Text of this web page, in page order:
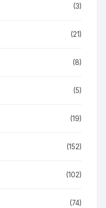
(3)
(21)
(8)
(5)
(19)
(152)
(102)
(74)